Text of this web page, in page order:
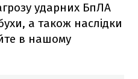
ударних БпЛА
а також наслідки
в нашому